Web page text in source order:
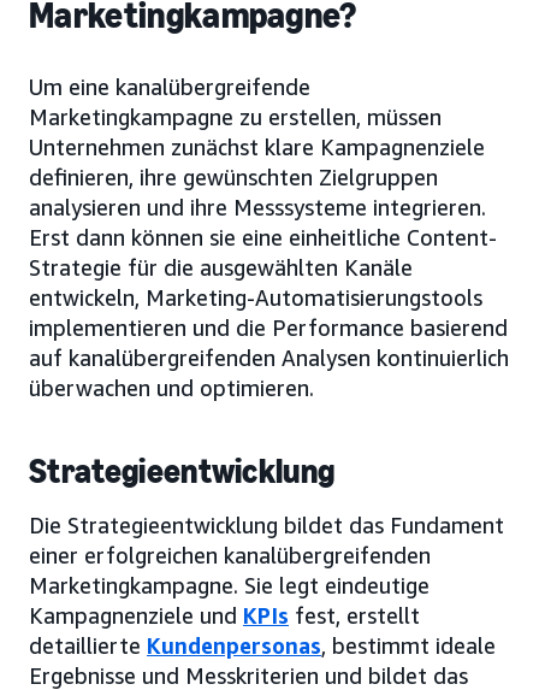
Marketingkampagne?
Um eine kanalübergreifende
Marketingkampagne zu erstellen, müssen
Unternehmen zunächst klare Kampagnenziele
definieren, ihre gewünschten Zielgruppen
analysieren und ihre Messsysteme integrieren.
Erst dann können sie eine einheitliche Content-
Strategie für die ausgewählten Kanäle
entwickeln, Marketing-Automatisierungstools
implementieren und die Performance basierend
auf kanalübergreifenden Analysen kontinuierlich
überwachen und optimieren.
Strategieentwicklung
Die Strategieentwicklung bildet das Fundament
einer erfolgreichen kanalübergreifenden
Marketingkampagne. Sie legt eindeutige
Kampagnenziele und KPIs fest, erstellt
detaillierte Kundenpersonas, bestimmt ideale
Ergebnisse und Messkriterien und bildet das